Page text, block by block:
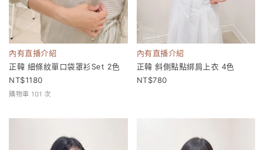
內有直播介紹
正韓 細條紋單口袋罩衫Set 2色
1180
購物車 101 次
內有直播介紹
正韓 斜側點點綁肩上衣 4色
780